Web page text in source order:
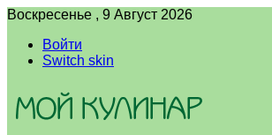
Воскресенье , 9 Август 2026
Войти
Switch skin